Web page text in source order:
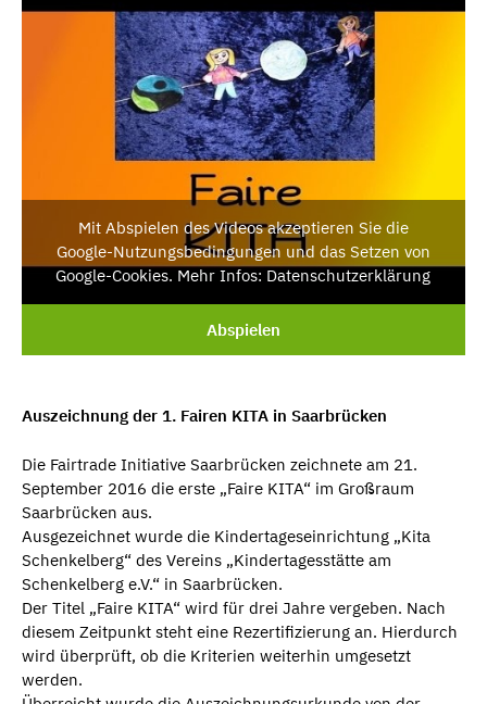
Mit Abspielen des Videos akzeptieren Sie die
Google-Nutzungsbedingungen und das Setzen von
Google-Cookies. Mehr Infos: Datenschutzerklärung
Abspielen
Auszeichnung der 1. Fairen KITA in Saarbrücken
Die Fairtrade Initiative Saarbrücken zeichnete am 21.
September 2016 die erste „Faire KITA“ im Großraum
Saarbrücken aus.
Ausgezeichnet wurde die Kindertageseinrichtung „Kita
Schenkelberg“ des Vereins „Kindertagesstätte am
Schenkelberg e.V.“ in Saarbrücken.
Der Titel „Faire KITA“ wird für drei Jahre vergeben. Nach
diesem Zeitpunkt steht eine Rezertifizierung an. Hierdurch
wird überprüft, ob die Kriterien weiterhin umgesetzt
werden.